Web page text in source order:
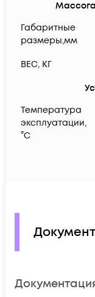
Габаритные
размеры,мм
ВЕС, КГ
Температура
эксплуатации,
°C